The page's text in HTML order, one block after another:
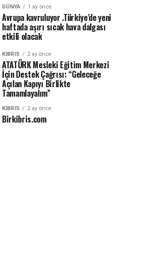
DÜNYA 1 ay önce
Avrupa kavruluyor .Türkiye’de yeni
haftada aşırı sıcak hava dalgası
etkili olacak
KIBRIS 2 ay önce
ATATÜRK Mesleki Eğitim Merkezi
İçin Destek Çağrısı: “Geleceğe
Açılan Kapıyı Birlikte
Tamamlayalım”
KIBRIS 2 ay önce
Birkibris.com